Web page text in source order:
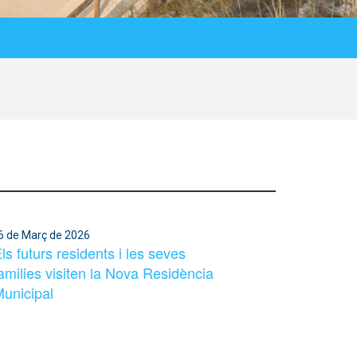
Març de 2026
futurs residents i les seves
visiten la Nova Residència